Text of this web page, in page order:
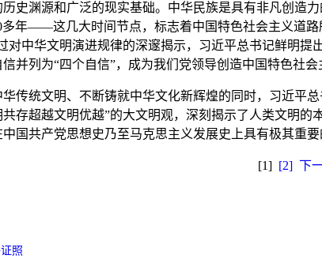
史渊源和广泛的现实基础。中华民族是具有非凡创造
多年——这几大时间节点，标志着中国特色社会主义道
对中华文明演进规律的深邃揭示，习近平总书记鲜明
并列为“四个自信”，成为我们党领导创造中国特色社会
统文明、不断铸就中华文化新辉煌的同时，习近平
存超越文明优越”的大文明观，深刻揭示了人类文明
国共产党思想史乃至马克思主义发展史上具有极其重要
[1] [2] 下
照